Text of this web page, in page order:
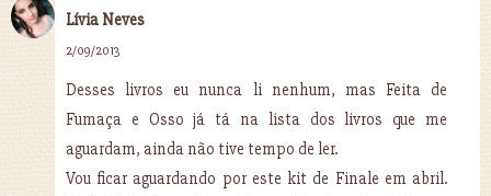
Lívia Neves
2/09/2013
Desses livros eu nunca li nenhum, mas Feita de
Fumaça e Osso já tá na lista dos livros que me
aguardam, ainda não tive tempo de ler.
Vou ficar aguardando por este kit de Finale em abril.